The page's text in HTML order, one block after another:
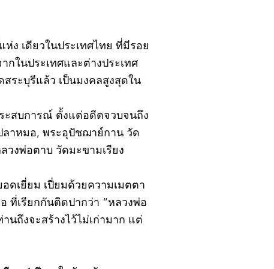
ง เดียวในประเทศไทย ที่มีรอย
ในประเทศและต่างประเทศ
ระบุรีแล้ว เป็นมงคลสูงสุดใน
ะสบการณ์ ตั้งแต่อดีตจวบจนถึง
าหมอ, พระอุปัชฌาย์กาน วัด
งพ่อตาบ วัดมะขามเรียง
ดเยี่ยม เปี่ยมด้วยความเมตตา
ที่เรียกกันติดปากว่า “หลวงพ่อ
ถึงจะสร้างไว้ไม่เก่ามาก แต่